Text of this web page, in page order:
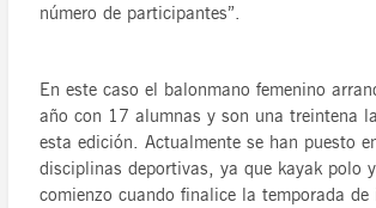
número de participantes”.
En este caso el balonmano femenino
año con 17 alumnas y son una treintena
esta edición. Actualmente se han puesto
disciplinas deportivas, ya que kayak polo
comienzo cuando finalice la temporada de